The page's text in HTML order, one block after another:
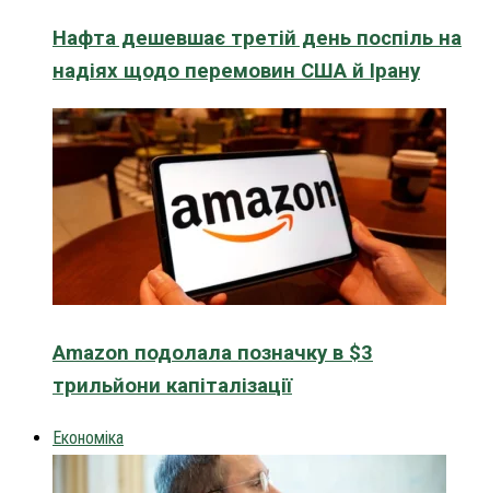
Нафта дешевшає третій день поспіль на
надіях щодо перемовин США й Ірану
Amazon подолала позначку в $3
трильйони капіталізації
Економіка